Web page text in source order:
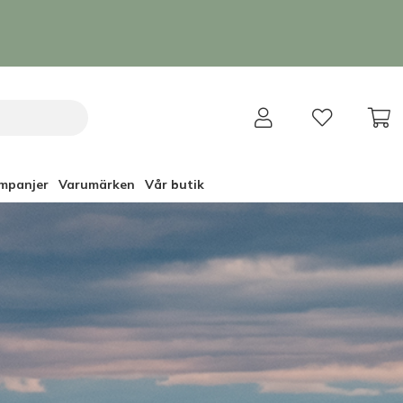
Varumärken Vår butik